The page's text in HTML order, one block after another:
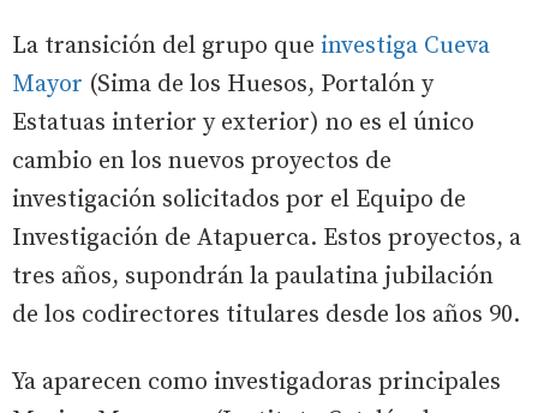
La transición del grupo que investiga Cueva
Mayor (Sima de los Huesos, Portalón y
Estatuas interior y exterior) no es el único
cambio en los nuevos proyectos de
investigación solicitados por el Equipo de
Investigación de Atapuerca. Estos proyectos, a
tres años, supondrán la paulatina jubilación
de los codirectores titulares desde los años 90.
Ya aparecen como investigadoras principales